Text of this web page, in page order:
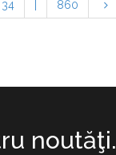
34 860
noutăţi.